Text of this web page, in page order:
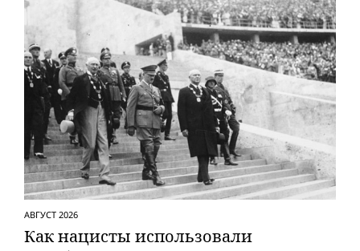
АВГУСТ 2026
Как нацисты использовали